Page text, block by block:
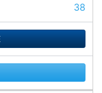
38